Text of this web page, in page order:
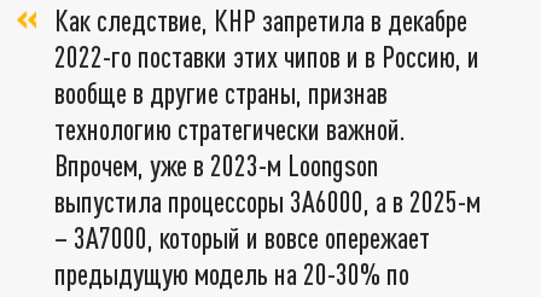
Как следствие, КНР запретила в декабре
2022-го поставки этих чипов и в Россию, и
вообще в другие страны, признав
технологию стратегически важной.
Впрочем, уже в 2023-м Loongson
выпустила процессоры 3A6000, а в 2025-м
– 3A7000, который и вовсе опережает
предыдущую модель на 20-30% по